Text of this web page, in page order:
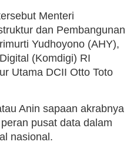
Menteri
dan Pembangunan
Yudhoyono (AHY),
(Komdigi) RI
Utama DCII Otto Toto
Anin sapaan akrabnya
pusat data dalam
nasional.